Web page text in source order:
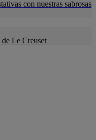
con nuestras sabrosas
Le Creuset